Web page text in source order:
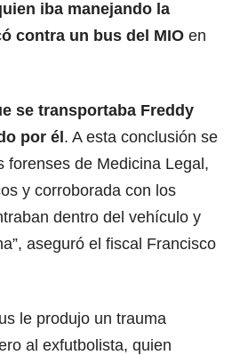
iba manejando la
contra un bus del MIO en
se transportaba Freddy
por él. A esta conclusión se
forenses de Medicina Legal,
y corroborada con los
dentro del vehículo y
aseguró el fiscal Francisco
le produjo un trauma
al exfutbolista, quien